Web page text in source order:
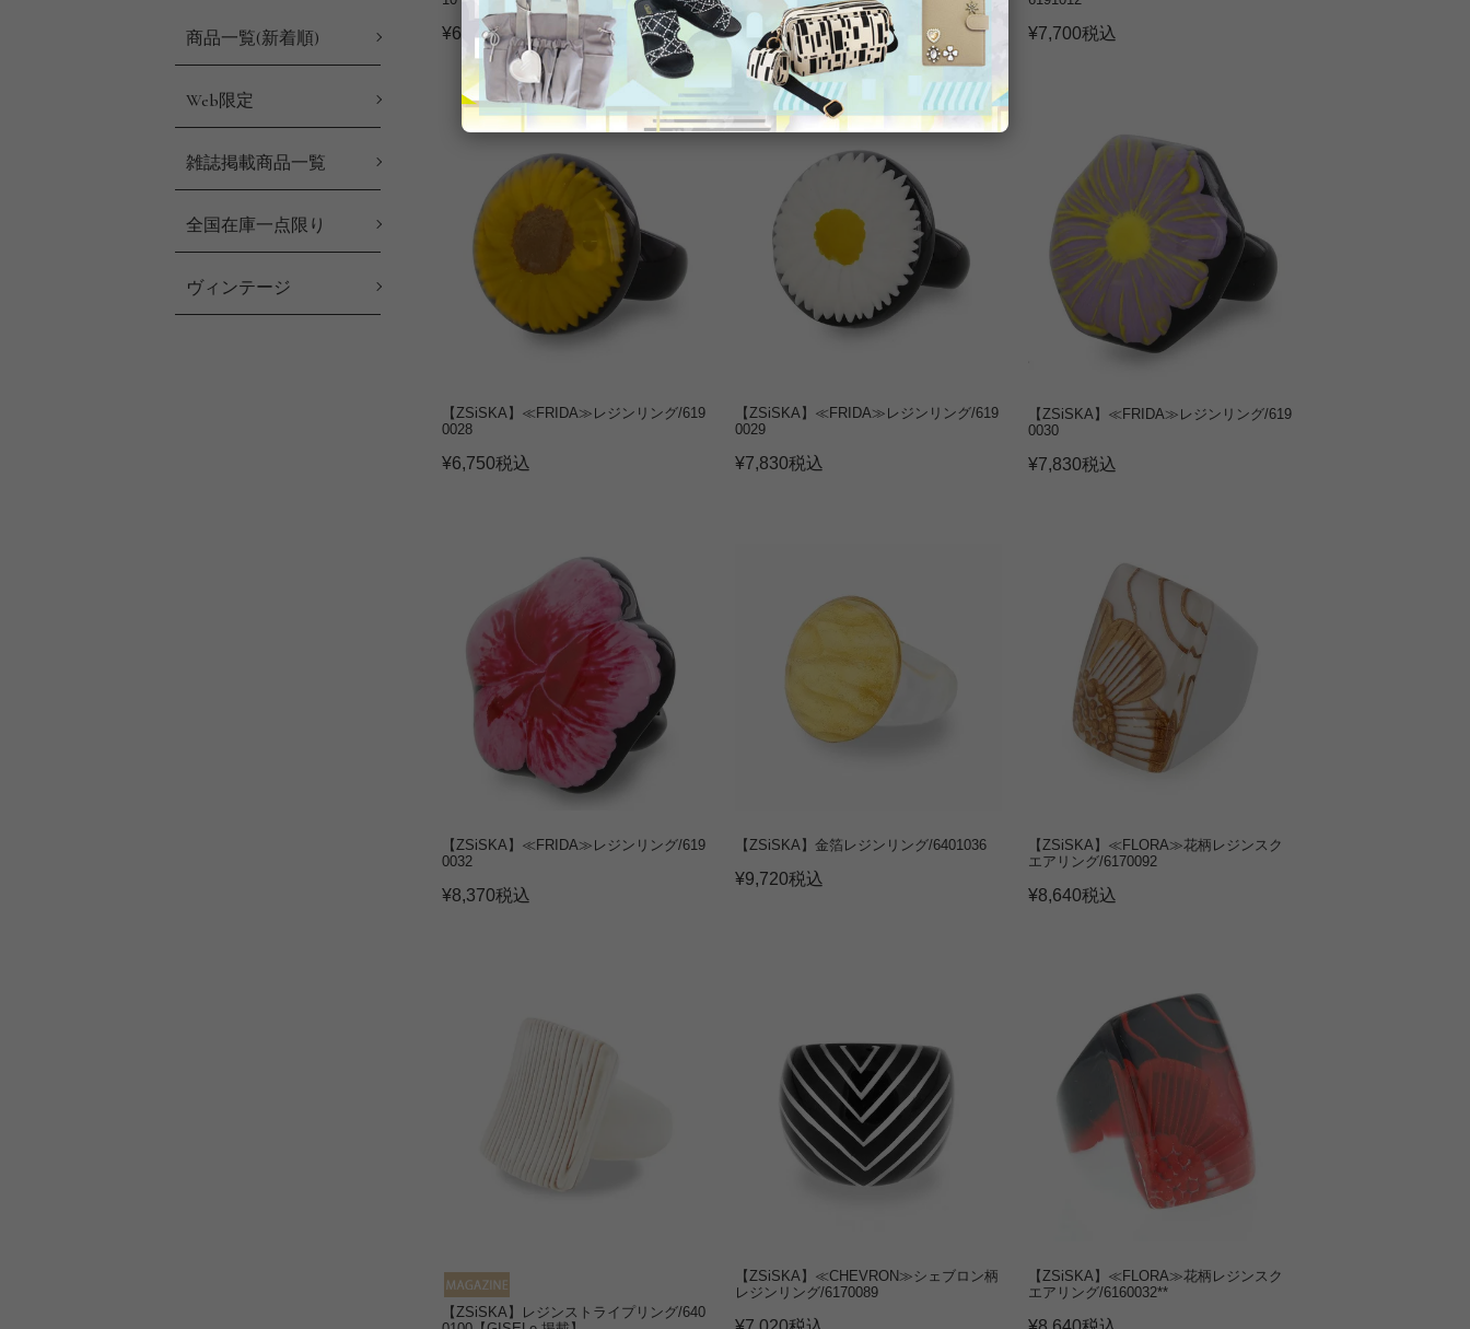
商品一覧(新着順)
Web限定
雑誌掲載商品一覧
全国在庫一点限り
ヴィンテージ
¥6,930税込 ¥ 6,820税込 ¥7,700税込
【ZSiSKA】≪FRIDA≫レジンリング/619
0028
¥6,750税込
【ZSiSKA】≪FRIDA≫レジンリング/619
0029
¥7,830税込
【ZSiSKA】≪FRIDA≫レジンリング/619
0030
¥7,830税込
【ZSiSKA】≪FRIDA≫レジンリング/619
0032
¥8,370税込
【ZSiSKA】金箔レジンリング/6401036
¥9,720税込
【ZSiSKA】≪FLORA≫花柄レジンスク
エアリング/6170092
¥8,640税込
【ZSiSKA】レジンストライプリング/640
【ZSiSKA】≪CHEVRON≫シェブロン柄
レジンリング/6170089
【ZSiSKA】≪FLORA≫花柄レジンスク
エアリング/6160032**